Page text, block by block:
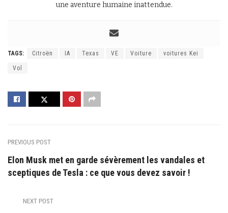
une aventure humaine inattendue.
TAGS: Citroën IA Texas VE Voiture voitures Kei
Vol
PREVIOUS POST
Elon Musk met en garde sévèrement les vandales et
sceptiques de Tesla : ce que vous devez savoir !
NEXT POST